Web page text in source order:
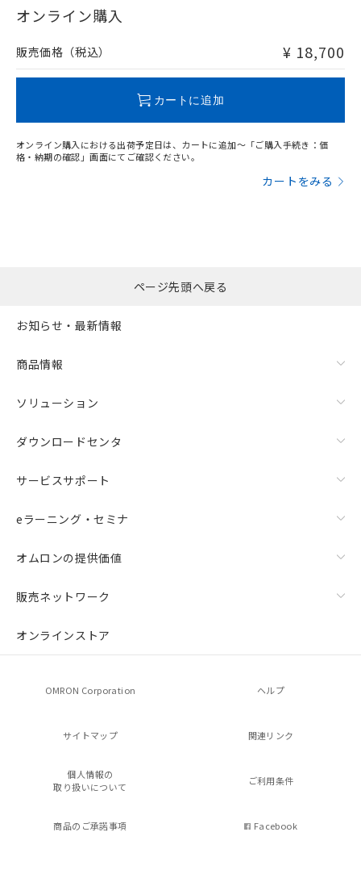
オンライン購入
販売価格（税込） ¥ 18,700
カートに追加
オンライン購入における出荷予定日は、カートに追加～「ご購入手続き：価
格・納期の確認」画面にてご確認ください。
カートをみる
用者の範囲」に記載されている法人を
指します。
るもので、過去に遡って非含有を証明する
また、RoHS指令のフタル酸エステル類４
物質の対応では、対応完了までの期間は出
欄に対応日を記載しておりました。
既に当社にて対応品への在庫切替を完了
していることから、特段のことがない限
り、2022年1月12日より割愛しておりま
ページ先頭へ戻る
お知らせ・最新情報
商品情報
ソリューション
ダウンロードセンタ
サービスサポート
eラーニング・セミナ
オムロンの提供価値
販売ネットワーク
オンラインストア
OMRON Corporation ヘルプ
サイトマップ 関連リンク
個人情報の
取り扱いについて
ご利用条件
商品のご承諾事項 Facebook